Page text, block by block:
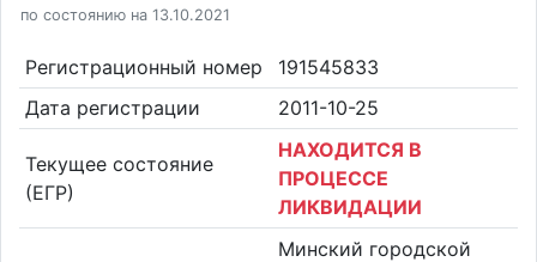
по состоянию на 13.10.2021
Регистрационный номер
191545833
Дата регистрации
2011-10-25
Текущее состояние
(ЕГР)
НАХОДИТСЯ В
ПРОЦЕССЕ
ЛИКВИДАЦИИ
Минский городской